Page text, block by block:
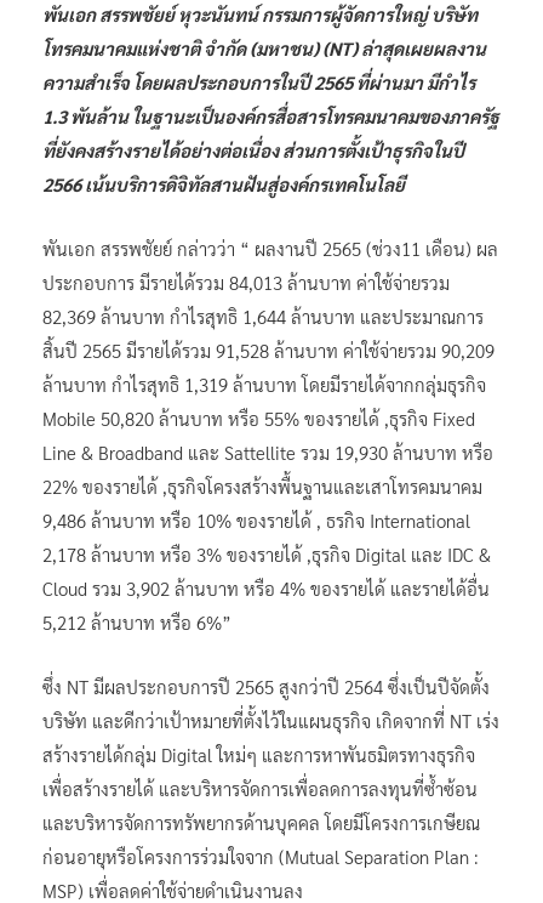
พันเอก สรรพชัยย์ หุวะนันทน์ กรรมการผู้จัดการใหญ่ บริษัท
โทรคมนาคมแห่งชาติ จำกัด (มหาชน) (NT) ล่าสุดเผยผลงาน
ความสำเร็จ โดยผลประกอบการในปี 2565 ที่ผ่านมา มีกำไร
1.3 พันล้าน ในฐานะเป็นองค์กรสื่อสารโทรคมนาคมของภาครัฐ
ที่ยังคงสร้างรายได้อย่างต่อเนื่อง ส่วนการตั้งเป้าธุรกิจในปี
2566 เน้นบริการดิจิทัลสานฝันสู่องค์กรเทคโนโลยี
พันเอก สรรพชัยย์ กล่าวว่า “ ผลงานปี 2565 (ช่วง11 เดือน) ผล
ประกอบการ มีรายได้รวม 84,013 ล้านบาท ค่าใช้จ่ายรวม
82,369 ล้านบาท กำไรสุทธิ 1,644 ล้านบาท และประมาณการ
สิ้นปี 2565 มีรายได้รวม 91,528 ล้านบาท ค่าใช้จ่ายรวม 90,209
ล้านบาท กำไรสุทธิ 1,319 ล้านบาท โดยมีรายได้จากกลุ่มธุรกิจ
Mobile 50,820 ล้านบาท หรือ 55% ของรายได้ ,ธุรกิจ Fixed
Line & Broadband และ Sattellite รวม 19,930 ล้านบาท หรือ
22% ของรายได้ ,ธุรกิจโครงสร้างพื้นฐานและเสาโทรคมนาคม
9,486 ล้านบาท หรือ 10% ของรายได้ , ธรกิจ International
2,178 ล้านบาท หรือ 3% ของรายได้ ,ธุรกิจ Digital และ IDC &
Cloud รวม 3,902 ล้านบาท หรือ 4% ของรายได้ และรายได้อื่น
5,212 ล้านบาท หรือ 6%”
ซึ่ง NT มีผลประกอบการปี 2565 สูงกว่าปี 2564 ซึ่งเป็นปีจัดตั้ง
บริษัท และดีกว่าเป้าหมายที่ตั้งไว้ในแผนธุรกิจ เกิดจากที่ NT เร่ง
สร้างรายได้กลุ่ม Digital ใหม่ๆ และการหาพันธมิตรทางธุรกิจ
เพื่อสร้างรายได้ และบริหารจัดการเพื่อลดการลงทุนที่ซ้ำซ้อน
และบริหารจัดการทรัพยากรด้านบุคคล โดยมีโครงการเกษียณ
ก่อนอายุหรือโครงการร่วมใจจาก (Mutual Separation Plan :
MSP) เพื่อลดค่าใช้จ่ายดำเนินงานลง